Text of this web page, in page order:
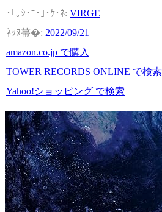
VIRGE
2022/09/21
amazon.co.jp で購入
TOWER RECORDS ONLINE で検索
Yahoo!ショッピング で検索